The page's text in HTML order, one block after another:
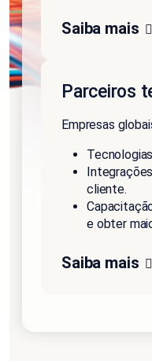
Saiba mais
Parceiros
Empresas
cliente.
e obter
Saiba mais